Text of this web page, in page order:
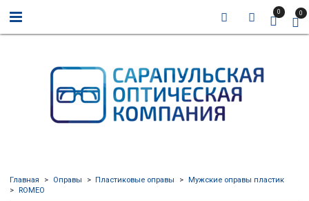
0 0
Главная Оправы Пластиковые оправы
Мужские оправы пластик
ROMEO